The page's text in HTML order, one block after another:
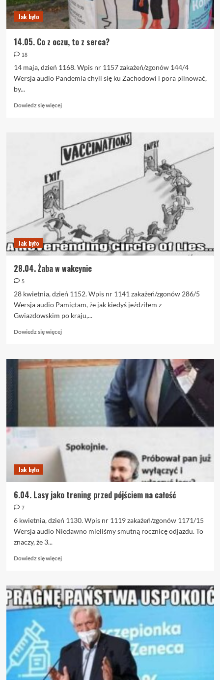
Jak było
14.05. Co z oczu, to z serca?
18
14 maja, dzień 1168. Wpis nr 1157 zakażeń/zgonów 144/4
Wersja audio Pandemia chyli się ku Zachodowi i pora pilnować,
by...
Dowiedz się więcejDowiedz
14.05.
Co
z
oczu,
to
Jak było
28.04. Żaba w wakcynie
5
28 kwietnia, dzień 1152. Wpis nr 1141 zakażeń/zgonów 286/5
Wersja audio Pamiętam, że jak kiedyś jeździłem z
Gwiazdowskim po kraju,...
Dowiedz się więcejDowiedz
o
28.04.
Jak było
6.04. Lasy jako trening przed pójściem na całość
7
6 kwietnia, dzień 1130. Wpis nr 1119 zakażeń/zgonów 1171/15
Wersja audio Niedawno mieliśmy smutną rocznicę odjazdu. To
znaczy, że 3...
Dowiedz się więcejDowiedz
o
6.04.
Lasy
jako
trening
przed
pójściem
na
całość